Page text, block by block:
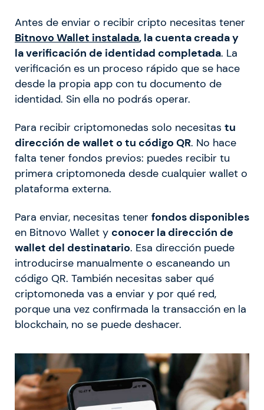
Antes de enviar o recibir cripto necesitas tener
Bitnovo Wallet instalada, la cuenta creada y
la verificación de identidad completada. La
verificación es un proceso rápido que se hace
desde la propia app con tu documento de
identidad. Sin ella no podrás operar.
Para recibir criptomonedas solo necesitas tu
dirección de wallet o tu código QR. No hace
falta tener fondos previos: puedes recibir tu
primera criptomoneda desde cualquier wallet o
plataforma externa.
Para enviar, necesitas tener fondos disponibles
en Bitnovo Wallet y conocer la dirección de
wallet del destinatario. Esa dirección puede
introducirse manualmente o escaneando un
código QR. También necesitas saber qué
criptomoneda vas a enviar y por qué red,
porque una vez confirmada la transacción en la
blockchain, no se puede deshacer.